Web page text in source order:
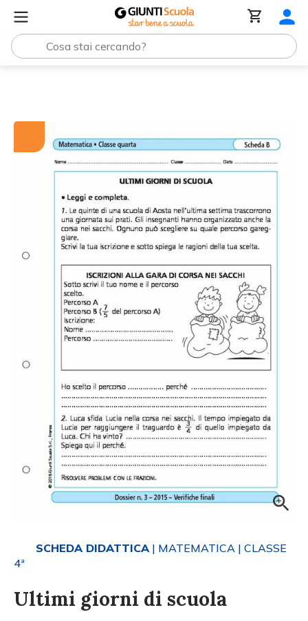
SCHEDA DIDATTICA | MATEMATICA | CLASSE
4ª
Ultimi giorni di scuola